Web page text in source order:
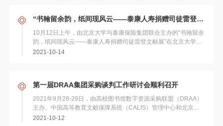
“书翰留余韵，纸间现风云——泰康人寿捐赠司徒雷登文献展”在北京大学举行
10月12日上午，由北京大学与泰康保险集团联合主办的“书翰留余
韵，纸间现风云——泰康人寿捐赠司徒雷登文献展”在北京大学图
书馆开展。展览开幕前，双方在北京大...
2021-10-14
第一届DRAA集团采购谈判工作研讨会顺利召开
2021年9月28-29日，由高校图书馆数字资源采购联盟（DRAA）
主办、中国高等教育文献保障系统（CALIS）管理中心和北京大
学图书馆共同承办的第一届D...
2021-10-12